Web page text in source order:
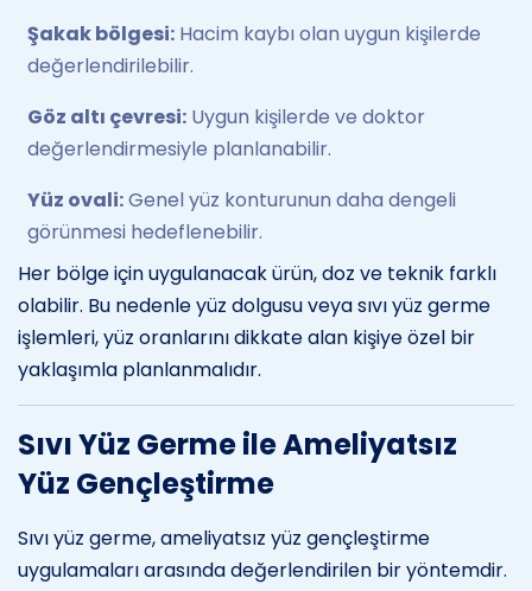
Şakak bölgesi: Hacim kaybı olan uygun kişilerde
değerlendirilebilir.
Göz altı çevresi: Uygun kişilerde ve doktor
değerlendirmesiyle planlanabilir.
Yüz ovali:Genel yüz konturunun daha dengeli
görünmesi hedeflenebilir.
Her bölge için uygulanacak ürün, doz ve teknik farklı
olabilir. Bu nedenle yüz dolgusu veya sıvı yüz germe
işlemleri, yüz oranlarını dikkate alan kişiye özel bir
yaklaşımla planlanmalıdır.
Sıvı Yüz Germe ile Ameliyatsız
Yüz Gençleştirme
Sıvı yüz germe, ameliyatsız yüz gençleştirme
uygulamaları arasında değerlendirilen bir yöntemdir.